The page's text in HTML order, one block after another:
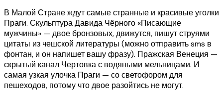
В Малой Стране ждут самые странные и красивые уголки
Праги. Скульптура Давида Чёрного «Писающие
мужчины» — двое бронзовых, движутся, пишут струями
цитаты из чешской литературы (можно отправить sms в
фонтан, и он напишет вашу фразу). Пражская Венеция —
скрытый канал Чертовка с водяными мельницами. И
самая узкая улочка Праги — со светофором для
пешеходов, потому что двое разойтись не могут.